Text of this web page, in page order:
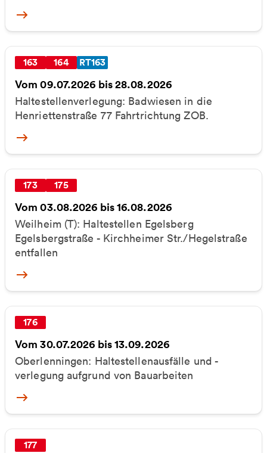
More
163 164 RT163
Vom 09.07.2026 bis 28.08.2026
Haltestellenverlegung: Badwiesen in die
Henriettenstraße 77 Fahrtrichtung ZOB.
More
173 175
Vom 03.08.2026 bis 16.08.2026
Weilheim (T): Haltestellen Egelsberg
Egelsbergstraße - Kirchheimer Str./Hegelstraße
entfallen
More
176
Vom 30.07.2026 bis 13.09.2026
Oberlenningen: Haltestellenausfälle und -
verlegung aufgrund von Bauarbeiten
More
177